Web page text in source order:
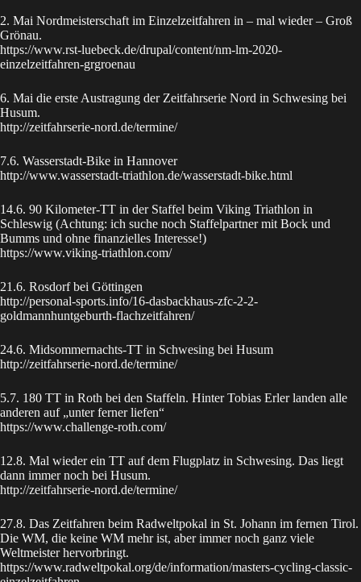
2. Mai Nordmeisterschaft im Einzelzeitfahren in – mal wieder – Groß
Grönau.
https://www.rst-luebeck.de/drupal/content/nm-lm-2020-
einzelzeitfahren-grgroenau
6. Mai die erste Austragung der Zeitfahrserie Nord in Schwesing bei
Husum.
http://zeitfahrserie-nord.de/termine/
7.6. Wasserstadt-Bike in Hannover
http://www.wasserstadt-triathlon.de/wasserstadt-bike.html
14.6. 90 Kilometer-TT in der Staffel beim Viking Triathlon in
Schleswig (Achtung: ich suche noch Staffelpartner mit Bock und
Bumms und ohne finanzielles Interesse!)
https://www.viking-triathlon.com/
21.6. Rosdorf bei Göttingen
http://personal-sports.info/16-dasbackhaus-zfc-2-2-
goldmannhuntgeburth-flachzeitfahren/
24.6. Midsommernachts-TT in Schwesing bei Husum
http://zeitfahrserie-nord.de/termine/
5.7. 180 TT in Roth bei den Staffeln. Hinter Tobias Erler landen alle
anderen auf „unter ferner liefen“
https://www.challenge-roth.com/
12.8. Mal wieder ein TT auf dem Flugplatz in Schwesing. Das liegt
dann immer noch bei Husum.
http://zeitfahrserie-nord.de/termine/
27.8. Das Zeitfahren beim Radweltpokal in St. Johann im fernen Tirol.
Die WM, die keine WM mehr ist, aber immer noch ganz viele
Weltmeister hervorbringt.
https://www.radweltpokal.org/de/information/masters-cycling-classic-